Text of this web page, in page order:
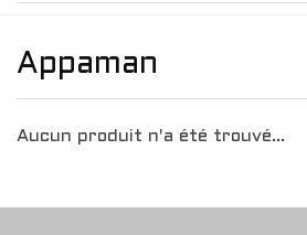
Appaman
Aucun produit n'a été trouvé...